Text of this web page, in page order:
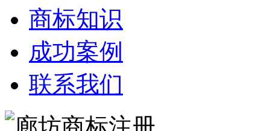
商标知识
成功案例
联系我们